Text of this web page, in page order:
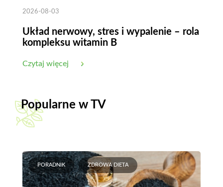
2026-08-03
Układ nerwowy, stres i wypalenie – rola
kompleksu witamin B
Czytaj więcej
Popularne w TV
PORADNIK ZDROWA DIETA